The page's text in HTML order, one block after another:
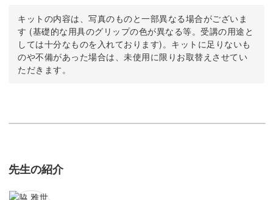
キットの内容は、写真のものと一部異なる場合がございま
す (基礎的な用具のグリップの色が異なる等。受講の用途と
しては十分なものを入れております)。キットに足りないも
のや不備があった場合は、未使用に限りお取替えさせてい
ただきます。
先生の紹介